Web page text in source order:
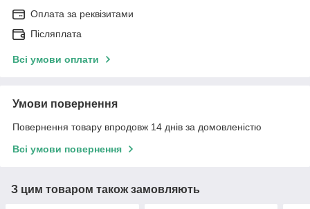
Оплата за реквізитами
Післяплата
Всі умови оплати
Умови повернення
Повернення товару впродовж 14 днів за домовленістю
Всі умови повернення
З цим товаром також замовляють